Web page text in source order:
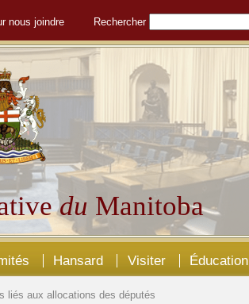
nous joindre Rechercher
du Manitoba
Hansard Visiter Éducation
liés aux allocations des députés